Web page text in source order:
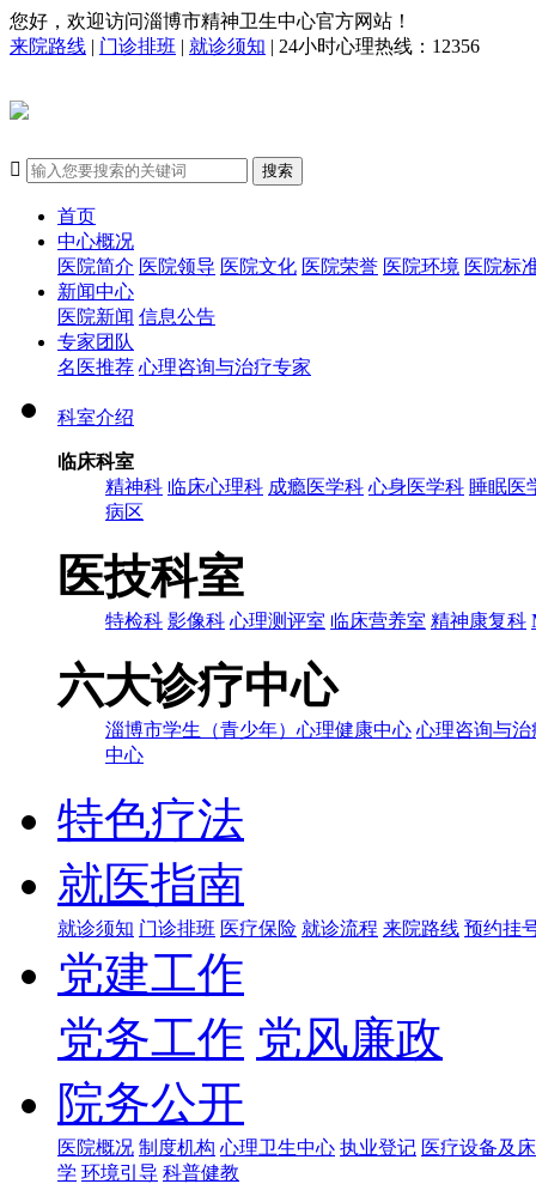
您好，欢迎访问淄博市精神卫生中心官方网站！
来院路线 | 门诊排班 | 就诊须知 | 24小时心理热线：12356
 搜索
首页
中心概况
医院简介 医院领导 医院文化 医院荣誉 医院环境 医院标
新闻中心
医院新闻 信息公告
专家团队
名医推荐 心理咨询与治疗专家
科室介绍
临床科室
精神科 临床心理科 成瘾医学科 心身医学科 睡眠医
病区
医技科室
特检科 影像科 心理测评室 临床营养室 精神康复科
六大诊疗中心
淄博市学生（青少年）心理健康中心 心理咨询与治
中心
特色疗法
就医指南
就诊须知 门诊排班 医疗保险 就诊流程 来院路线 预约挂
党建工作
党务工作 党风廉政
院务公开
医院概况 制度机构 心理卫生中心 执业登记 医疗设备及
学 环境引导 科普健教